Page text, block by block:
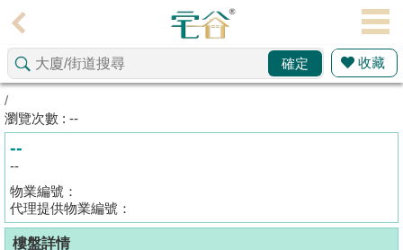
理
主
搵
成
交
業
確定 收藏
/
瀏覽次數 : --
--
--
物業編號：
代理提供物業編號：
樓盤詳情